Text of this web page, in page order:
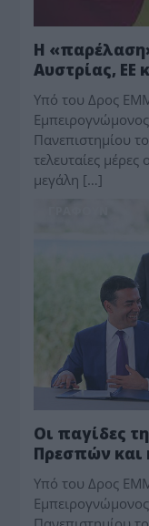
Η
Αυστρίας, ΕΕ
Υπό του Δρος
Πανεπιστημίου
τελευταίες μέρες
μεγάλη […]
Οι παγίδες
Πρεσπών και
Υπό του Δρος